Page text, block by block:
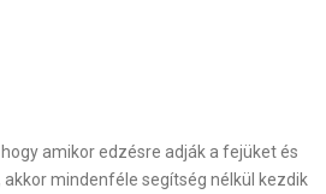
amikor edzésre adják a fejüket és
mindenféle segítség nélkül kezdik